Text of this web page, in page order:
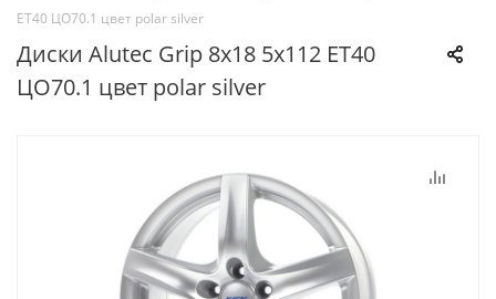
ET40 ЦО70.1 цвет polar silver
Диски Alutec Grip 8x18 5x112 ET40
ЦО70.1 цвет polar silver